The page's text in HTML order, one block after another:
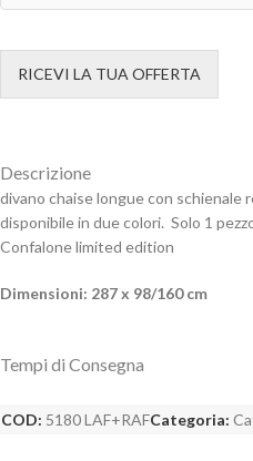
RICEVI LA TUA OFFERTA
Descrizione
divano chaise longue con
disponibile in due colori. Solo 1
Confalone limited edition
Dimensioni: 287 x 98/160 cm
Tempi di Consegna
COD: 5180 LAF+RAFCategoria: